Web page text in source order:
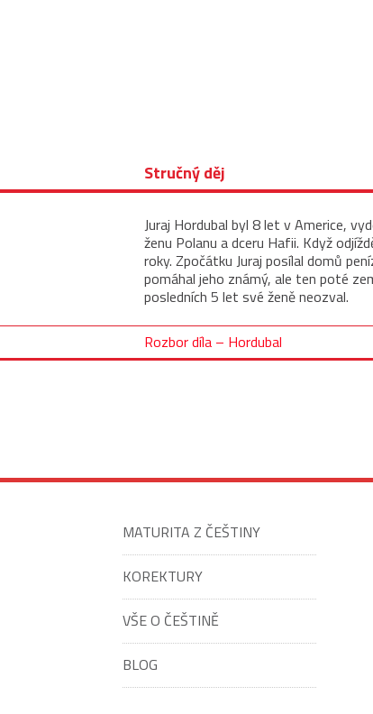
Stručný děj
Juraj Hordubal byl 8 let v Americe,
ženu Polanu a dceru Hafii. Když
roky. Zpočátku Juraj posílal domů
pomáhal jeho známý, ale ten poté
posledních 5 let své ženě neozval.
Rozbor díla – Hordubal
MATURITA Z ČEŠTINY
KOREKTURY
VŠE O ČEŠTINĚ
BLOG